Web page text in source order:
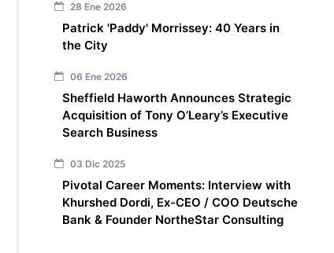
28 Ene 2026
Patrick 'Paddy' Morrissey: 40 Years in
the City
06 Ene 2026
Sheffield Haworth Announces Strategic
Acquisition of Tony O’Leary’s Executive
Search Business
03 Dic 2025
Pivotal Career Moments: Interview with
Khurshed Dordi, Ex-CEO / COO Deutsche
Bank & Founder NortheStar Consulting